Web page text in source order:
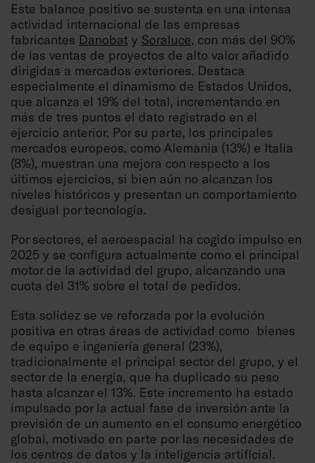
Este balance positivo se sustenta en una intensa
actividad internacional de las empresas
fabricantes Danobat y Soraluce, con más del 90%
de las ventas de proyectos de alto valor añadido
dirigidas a mercados exteriores. Destaca
especialmente el dinamismo de Estados Unidos,
que alcanza el 19% del total, incrementando en
más de tres puntos el dato registrado en el
ejercicio anterior. Por su parte, los principales
mercados europeos, como Alemania (13%) e Italia
(8%), muestran una mejora con respecto a los
últimos ejercicios, si bien aún no alcanzan los
niveles históricos y presentan un comportamiento
desigual por tecnología.
Por sectores, el aeroespacial ha cogido impulso en
2025 y se configura actualmente como el principal
motor de la actividad del grupo, alcanzando una
cuota del 31% sobre el total de pedidos.
Esta solidez se ve reforzada por la evolución
positiva en otras áreas de actividad como bienes
de equipo e ingeniería general (23%),
tradicionalmente el principal sector del grupo, y el
sector de la energía, que ha duplicado su peso
hasta alcanzar el 13%. Este incremento ha estado
impulsado por la actual fase de inversión ante la
previsión de un aumento en el consumo energético
global, motivado en parte por las necesidades de
los centros de datos y la inteligencia artificial.